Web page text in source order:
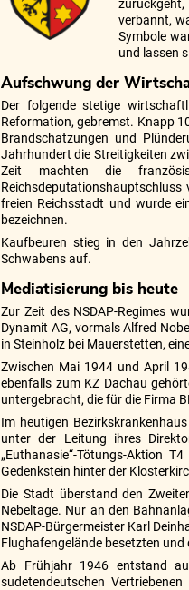
verbannt,
Symbole
und lassen
Aufschwung der
Der folgende stetige
Reformation, gebremst. Knapp
Brandschatzungen und
Jahrhundert die Streitigkeiten
Zeit machten die
freien Reichsstadt und wurde
bezeichnen.
Kaufbeuren stieg in den
Schwabens auf.
Mediatisierung bis heute
Zur Zeit des NSDAP-Regimes
Dynamit AG, vormals Alfred
in Steinholz bei Mauerstetten,
Zwischen Mai 1944 und April
ebenfalls zum KZ Dachau
untergebracht, die für die Firma
Im heutigen
unter der Leitung ihres
„Euthanasie“-Tötungs-Aktion
Gedenkstein hinter der
Die Stadt überstand den
Nebeltage. Nur an den
NSDAP-Bürgermeister Karl
Flughafengelände besetzten
Ab Frühjahr 1946 entstand
sudetendeutschen